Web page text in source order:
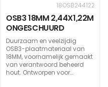
18OSB244122
OSB3 18MM 2,44X1,22M
ONGESCHUURD
Duurzaam en veelzijdig
OSB3-plaatmateriaal van
18MM, voornamelijk gemaakt
van verantwoord beheerd
hout. Ontworpen voor